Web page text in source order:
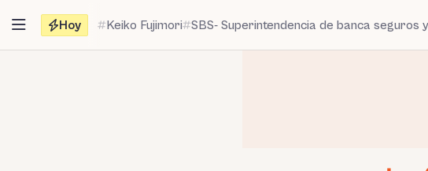
contenido
Hoy Keiko Fujimori SBS- Superintendencia de banca seguros